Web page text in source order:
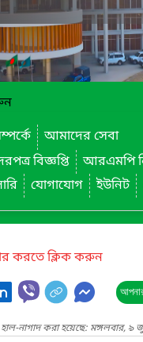
আমাদের সেবা
বিজ্ঞপ্তি
আরএমপি
যোগাযোগ ইউনিট
করতে ক্লিক করুন
হাল-নাগাদ করা হয়েছে: মঙ্গলবার,